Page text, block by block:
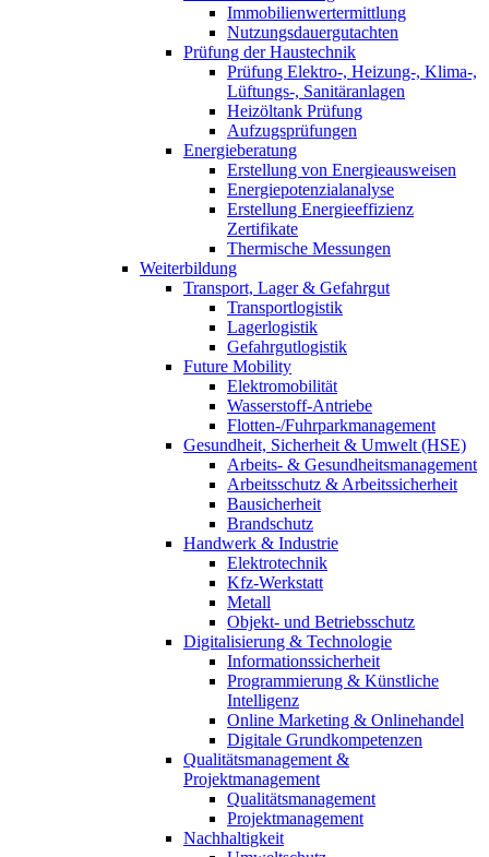
Immobilienwertermittlung
Nutzungsdauergutachten
Prüfung der Haustechnik
Prüfung Elektro-, Heizung-, Klima-,
Lüftungs-, Sanitäranlagen
Heizöltank Prüfung
Aufzugsprüfungen
Energieberatung
Erstellung von Energieausweisen
Energiepotenzialanalyse
Erstellung Energieeffizienz
Zertifikate
Thermische Messungen
Weiterbildung
Transport, Lager & Gefahrgut
Transportlogistik
Lagerlogistik
Gefahrgutlogistik
Future Mobility
Elektromobilität
Wasserstoff-Antriebe
Flotten-/Fuhrparkmanagement
Gesundheit, Sicherheit & Umwelt (HSE)
Arbeits- & Gesundheitsmanagement
Arbeitsschutz & Arbeitssicherheit
Bausicherheit
Brandschutz
Handwerk & Industrie
Elektrotechnik
Kfz-Werkstatt
Metall
Objekt- und Betriebsschutz
Digitalisierung & Technologie
Informationssicherheit
Programmierung & Künstliche
Intelligenz
Online Marketing & Onlinehandel
Digitale Grundkompetenzen
Qualitätsmanagement &
Projektmanagement
Qualitätsmanagement
Projektmanagement
Nachhaltigkeit